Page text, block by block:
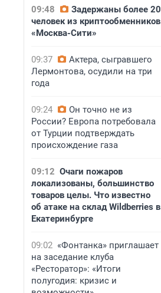
09:48
Задержаны более 20
человек из криптообменников
«Москва-Сити»
09:37
Актера, сыгравшего
Лермонтова, осудили на три
года
09:24
Он точно не из
России? Европа потребовала
от Турции подтверждать
происхождение газа
09:12 Очаги пожаров
локализованы, большинство
товаров целы. Что известно
об атаке на склад Wildberries в
Екатеринбурге
09:02 «Фонтанка» приглашает
на заседание клуба
«Ресторатор»: «Итоги
полугодия: кризис и